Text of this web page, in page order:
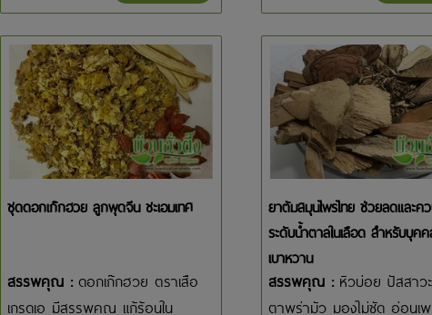
ชุดดอกเก๊กฮวย ลูกพุดจีน ชะเอมเทศ
สรรพคุณ : ดอกเก๊กฮวย ตราเสือ
เกรดเอ มีสรรพคุณ แก้ร้อนใน
ยาต้มสมุนไพรไทย ช่วยลดและค
ระดับน้ำตาลในเลือด สำหรับบุค
เบาหวาน
สรรพคุณ : หิวบ่อย ปัสสาว
ตาพร่ามัว มองไม่ชัด อ่อนเ